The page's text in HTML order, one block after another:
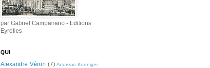
par Gabriel Campanario - Editions
Eyrolles
QUI
Alexandre Véron (7) Andreas Koeniger